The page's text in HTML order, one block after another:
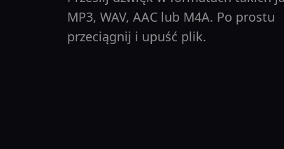
MP3, WAV, AAC lub M4A. Po prostu
przeciągnij i upuść plik.